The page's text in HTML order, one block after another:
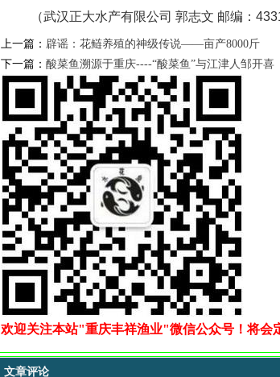
（武汉正大水产有限公司 郭志文 邮编：
上一篇： 辟谣：花鲢养殖的神级传说——亩产8000斤
下一篇： 酸菜鱼溯源于重庆----“酸菜鱼”与江津人邹开喜
欢迎关注本站"重庆丰祥渔业"微信公众号！将会
文章评论